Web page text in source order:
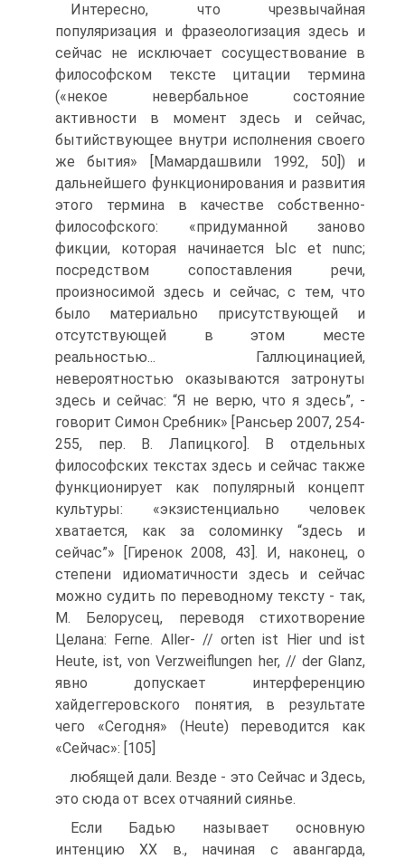
Интересно, что чрезвычайная
популяризация и фразеологизация здесь и
сейчас не исключает сосуществование в
философском тексте цитации термина
(«некое невербальное состояние
активности в момент здесь и сейчас,
бытийствующее внутри исполнения своего
же бытия» [Мамардашвили 1992, 50]) и
дальнейшего функционирования и развития
этого термина в качестве собственно-
философского: «придуманной заново
фикции, которая начинается Ыс et nunc;
посредством сопоставления речи,
произносимой здесь и сейчас, с тем, что
было материально присутствующей и
отсутствующей в этом месте
реальностью... Галлюцинацией,
невероятностью оказываются затронуты
здесь и сейчас: “Я не верю, что я здесь”, -
говорит Симон Сребник» [Рансьер 2007, 254-
255, пер. В. Лапицкого]. В отдельных
философских текстах здесь и сейчас также
функционирует как популярный концепт
культуры: «экзистенциально человек
хватается, как за соломинку “здесь и
сейчас”» [Гиренок 2008, 43]. И, наконец, о
степени идиоматичности здесь и сейчас
можно судить по переводному тексту - так,
М. Белорусец, переводя стихотворение
Целана: Ferne. Aller- // orten ist Hier und ist
Heute, ist, von Verzweiflungen her, // der Glanz,
явно допускает интерференцию
хайдеггеровского понятия, в результате
чего «Сегодня» (Heute) переводится как
«Сейчас»: [105]
любящей дали. Везде - это Сейчас и Здесь,
это сюда от всех отчаяний сиянье.
Если Бадью называет основную
интенцию ХХ в., начиная с авангарда,